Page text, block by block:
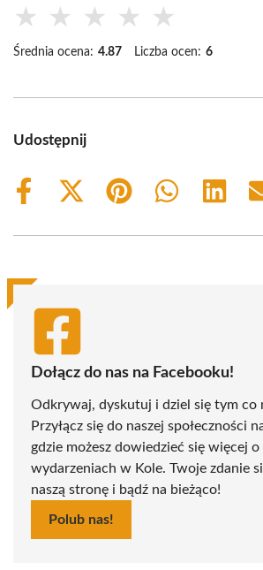
★ ★ ★ ★ ★
Średnia ocena: 4.87 Liczba ocen: 6
Udostępnij
Share
Share
(Twitter)
Share
Share
Share
Dołącz do nas na Facebooku!
Odkrywaj, dyskutuj i dziel się tym co
Przyłącz się do naszej społeczności
gdzie możesz dowiedzieć się więcej
wydarzeniach w Kole. Twoje zdanie
naszą stronę i bądź na bieżąco!
Polub nas!